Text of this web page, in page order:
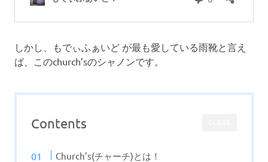
しかし、もでぃふぁいど が最も愛している雨靴と言え
ば、このchurch’sのシャノンです。
Contents
Church’s(チャーチ)とは！